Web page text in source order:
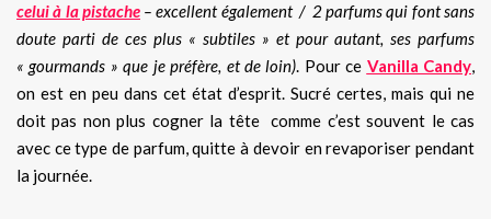
celui à la pistache– excellent également / 2 parfums qui font sans
doute parti de ces plus « subtiles » et pour autant, ses parfums
« gourmands » que je préfère, et de loin). Pour ce Vanilla Candy,
on est en peu dans cet état d’esprit. Sucré certes, mais qui ne
doit pas non plus cogner la tête comme c’est souvent le cas
avec ce type de parfum, quitte à devoir en revaporiser pendant
la journée.